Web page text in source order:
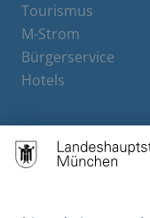
Tourismus
M-Strom
Bürgerservice
Hotels
Contact